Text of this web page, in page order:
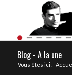
Blog - A la une
Vous êtes ici :